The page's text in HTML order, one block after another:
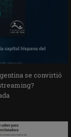
se convirtió